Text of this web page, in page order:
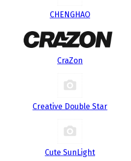
CHENGHAO
CraZon
Creative Double Star
Cute SunLight